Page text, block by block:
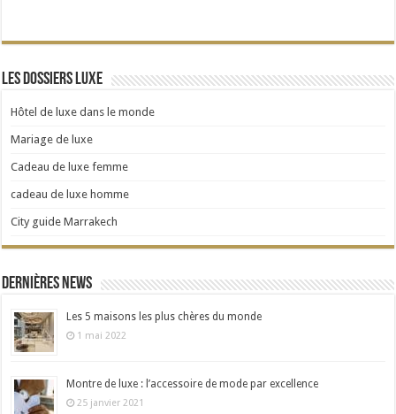
Les dossiers Luxe
Hôtel de luxe dans le monde
Mariage de luxe
Cadeau de luxe femme
cadeau de luxe homme
City guide Marrakech
Dernières news
Les 5 maisons les plus chères du monde
1 mai 2022
Montre de luxe : l’accessoire de mode par excellence
25 janvier 2021